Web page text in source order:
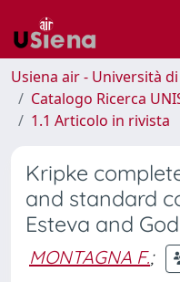
Usiena air - Università di
Catalogo Ricerca
1.1 Articolo in rivista
Kripke
and standard
Esteva and
MONTAGNA F.;